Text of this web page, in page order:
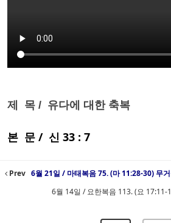
제 목 / 유다에 대한 축복
본 문 / 신 33 : 7
Prev 6월 21일 / 마태복음 75. (마 11:28-30) 무
6월 14일 / 요한복음 113. (요 17:11-